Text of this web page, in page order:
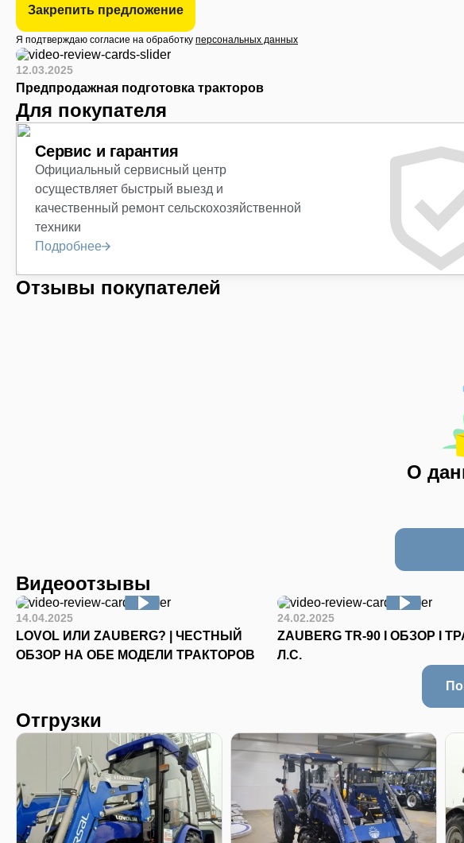
Закрепить предложение
Я подтверждаю согласие на обработку персональных данных
12.03.2025
Предпродажная подготовка тракторов
Для покупателя
Сервис и гарантия
Официальный сервисный центр
осуществляет быстрый выезд и
качественный ремонт сельскохозяйственной
техники
Подробнее
Отзывы покупателей
О
Видеоотзывы
14.04.2025
LOVOL ИЛИ ZAUBERG? | ЧЕСТНЫЙ
ОБЗОР НА ОБЕ МОДЕЛИ ТРАКТОРОВ
24.02.2025
ZAUBERG TR-90 I ОБЗОР I
Л.С.
Отгрузки